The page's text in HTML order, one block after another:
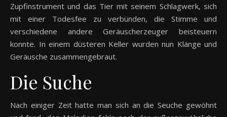
Zupfinstrument und das Tier mit seinem Schlagwerk, sich
mit einer Todesfee zu verbünden, die Stimme und
verschiedene andere Geräuscherzeuger beisteuern
konnte. In einem düsteren Keller wurden nun Klänge und
Geräusche zusammengebraut.
Die Suche
Nach einiger Zeit hatte man sich an die Seuche gewöhnt